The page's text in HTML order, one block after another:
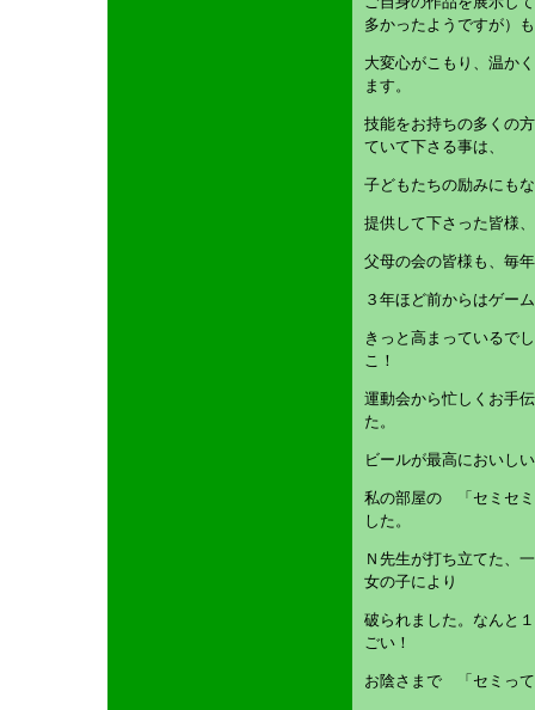
多かったようですが）
大変心がこもり、温か
ます。
技能をお持ちの多くの
ていて下さる事は、
子どもたちの励みにも
提供して下さった皆様
父母の会の皆様も、毎
３年ほど前からはゲー
きっと高まっているで
こ！
運動会から忙しくお手
た。
ビールが最高においし
私の部屋の 「セミセ
した。
Ｎ先生が打ち立てた、
女の子により
破られました。なんと
ごい！
お陰さまで 「セミっ